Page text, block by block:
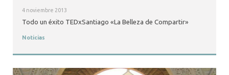
4 noviembre 2013
Todo un éxito TEDxSantiago «La Belleza de Compartir»
Noticias